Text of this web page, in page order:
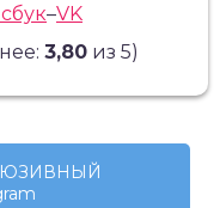
–VK
3,80из 5)